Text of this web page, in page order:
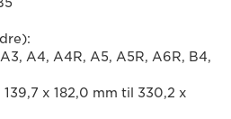
A4, A4R, A5, A5R, A6R, B4,
x 182,0 mm til 330,2 x